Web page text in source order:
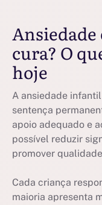
cura? O
hoje
A ansiedade
sentença
apoio adequado e
possível reduzir
promover
Cada criança
maioria apresenta